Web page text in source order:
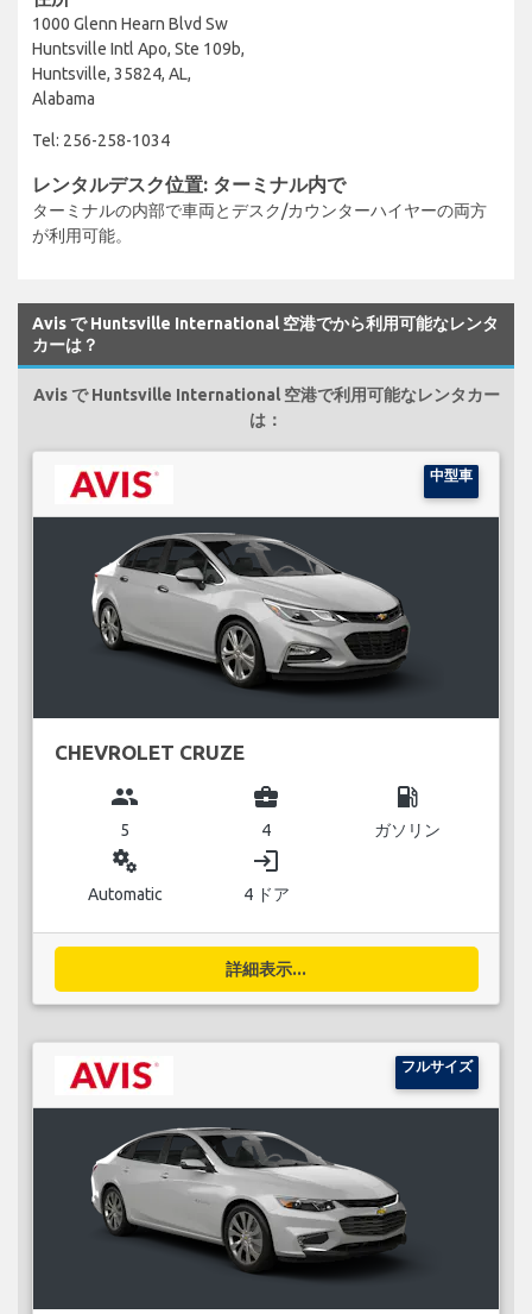
1000 Glenn Hearn Blvd Sw
Huntsville Intl Apo, Ste 109b,
Huntsville, 35824, AL,
Alabama
Tel: 256-258-1034
レンタルデスク位置: ターミナル内で
ターミナルの内部で車両とデスク/カウンターハイヤーの両方
が利用可能。
Avis で Huntsville International 空港でから利用可能なレンタ
カーは？
Avis で Huntsville International 空港で利用可能なレンタカー
は：
中型車
CHEVROLET CRUZE
group
5
business_center
4
local_gas_station
ガソリン
miscellaneous_services
Automatic
login
4 ドア
詳細表示...
フルサイズ